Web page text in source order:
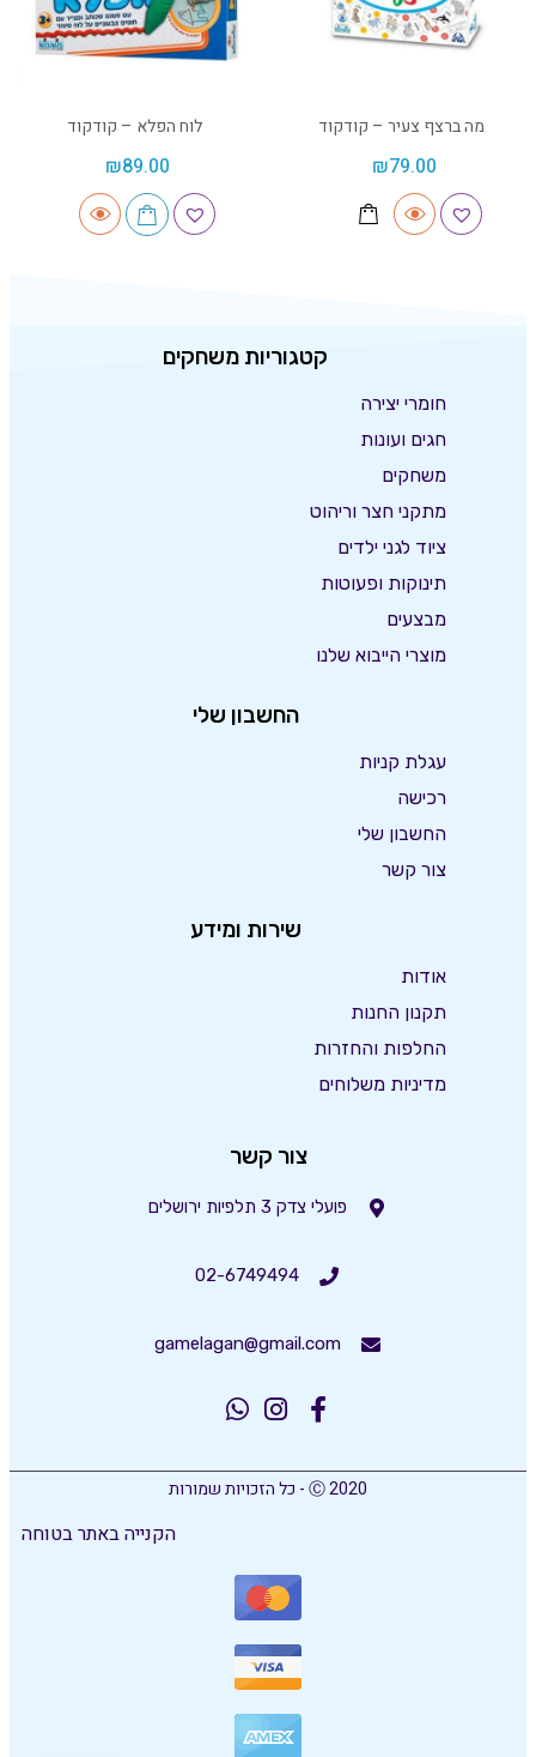
מה ברצף צעיר – קודקוד
₪79.00
לוח הפלא – קודקוד
₪89.00
קטגוריות משחקים
חומרי יצירה
חגים ועונות
משחקים
מתקני חצר וריהוט
ציוד לגני ילדים
תינוקות ופעוטות
מבצעים
מוצרי הייבוא שלנו
החשבון שלי
עגלת קניות
רכישה
החשבון שלי
צור קשר
שירות ומידע
אודות
תקנון החנות
החלפות והחזרות
מדיניות משלוחים
צור קשר
פועלי צדק 3 תלפיות ירושלים
02-6749494
gamelagan@gmail.com
Ⓒ 2020 - כל הזכויות שמורות
הקנייה באתר בטוחה